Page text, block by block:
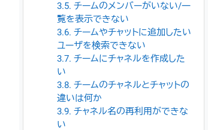
3.5. チームのメンバーがいない/一
覧を表示できない
3.6. チームやチャットに追加したい
ユーザを検索できない
3.7. チームにチャネルを作成した
い
3.8. チームのチャネルとチャットの
違いは何か
3.9. チャネル名の再利用ができな
い